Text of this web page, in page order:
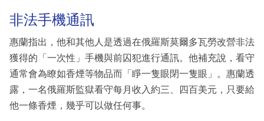
非法手機通訊
惠蘭指出，他和其他人是透過在俄羅斯莫爾多瓦勞改營非法
獲得的「一次性」手機與前囚犯進行通訊。他補充說，看守
通常會為瞭如香煙等物品而「睜一隻眼閉一隻眼」。惠蘭透
露，一名俄羅斯監獄看守每月收入約三、四百美元，只要給
他一條香煙，幾乎可以做任何事。